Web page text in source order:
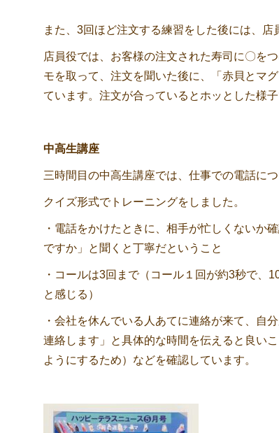
また、3回ほど注文する練習をした後には、店
店員役では、お客様の注文された寿司に〇を
モを取って、注文を聞いた後に、「赤貝とマ
ています。注文が合っているとホッとした様
中高生講座
三時間目の中高生講座では、仕事での電話につ
クイズ形式でトレーニングをしました。
・電話をかけたときに、相手が忙しくないか
ですか」と聞くと丁寧だということ
・コールは3回まで（コール１回が約3秒で、
と感じる）
・会社を休んでいる人あてに連絡が来て、自
連絡します」と具体的な時間を伝えると良い
ようにするため）などを確認しています。